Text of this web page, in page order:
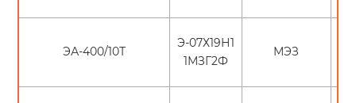
ЭА-400/10Т
Э-07Х19Н1
1МЗГ2Ф
МЭЗ